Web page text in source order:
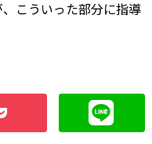
こういった部分に指導